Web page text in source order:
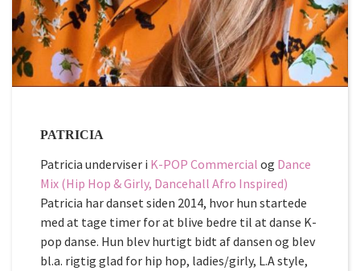
PATRICIA
Patricia underviser i K-POP Commercial og Dance
Mix (Hip Hop & Girly, Dancehall Afro Inspired)
Patricia har danset siden 2014, hvor hun startede
med at tage timer for at blive bedre til at danse K-
pop danse. Hun blev hurtigt bidt af dansen og blev
bl.a. rigtig glad for hip hop, ladies/girly, L.A style,